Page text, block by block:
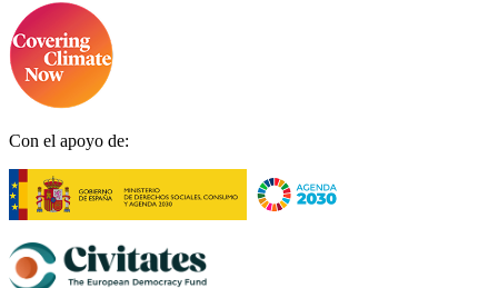
Con el apoyo de: